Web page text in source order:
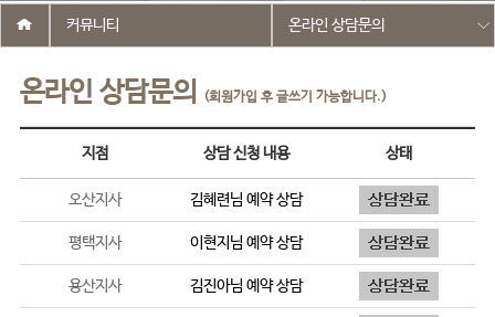
온라인 상담문의 (회원가입 후 글쓰기 가능합니다.)
커뮤니티 온라인 상담문의
지점 상담 신청 내용 상태
오산지사 김혜련님 예약 상담
평택지사 이현지 님 예약 상담
용산지사 김진아님 예약 상담